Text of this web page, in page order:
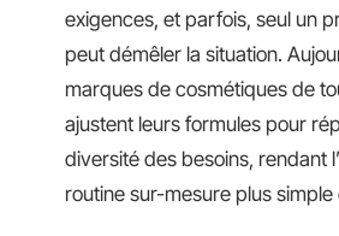
exigences, et parfois, seul un
peut démêler la situation.
marques de cosmétiques de
ajustent leurs formules pour
diversité des besoins, rendant
routine sur-mesure plus simple